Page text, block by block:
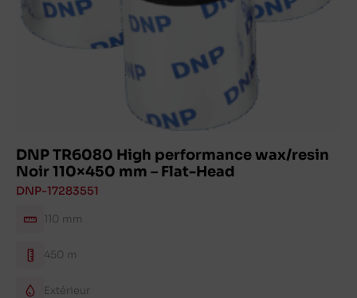
DNP TR6080 High performance wax/resin
Noir 110×450 mm – Flat-Head
DNP-17283551
110 mm
450 m
Extérieur